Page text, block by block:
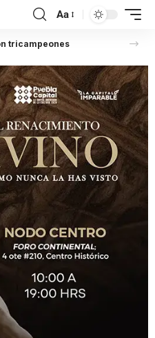
Aa
tricampeones